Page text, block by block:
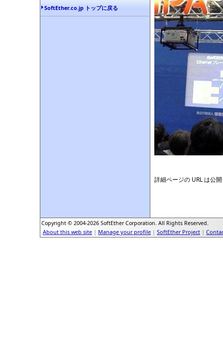
SoftEther.co.jp トップに戻る
詳細ページの URL は公
Copyright © 2004-2026 SoftEther Corporation. All Rights Reserved.
About this web site | Manage your profile | SoftEther Project |